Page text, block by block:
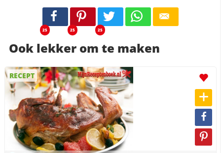
25 25 25
Ook lekker om te maken
RECEPT